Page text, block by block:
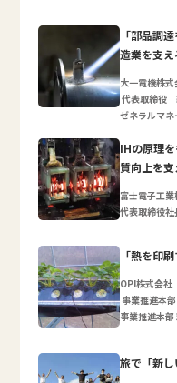
「部品調
造業を支え
大一電機株式
代表取締役
ゼネラルマ
IHの原理
質向上を支
富士電子工
代表取締役社
「熱を印
OPI株式会社
事業推進本
事業推進本
旅で「新